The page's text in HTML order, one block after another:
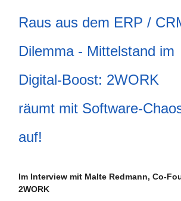
Raus aus dem ERP /
Dilemma - Mittelstand im
Digital-Boost: 2WORK
räumt mit Software-
auf!
Im Interview mit Malte Redmann, Co-
2WORK